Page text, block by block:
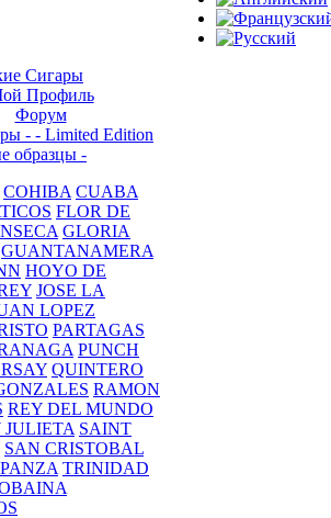
Профиль
Форум
- - Limited Edition
образцы -
COHIBA CUABA
FLOR DE
GLORIA
GUANTANAMERA
HOYO DE
JOSE LA
LOPEZ
PARTAGAS
PUNCH
QUINTERO
RAMON
REY DEL MUNDO
JULIETA SAINT
SAN CRISTOBAL
TRINIDAD